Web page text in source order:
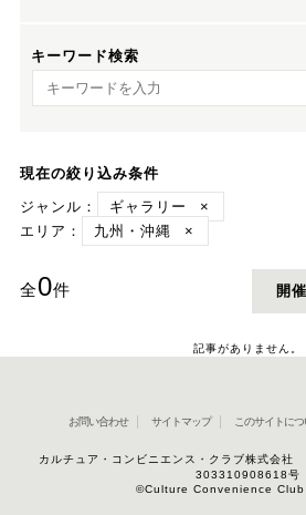
キーワード検索
キーワード検索
現在の絞り込み条件
ジャンル：
ギャラリー
×
エリア：
九州・沖縄 ×
全0件 開
記事がありません。
お問い合わせ サイトマップ このサイトに
カルチュア・コンビニエンス・クラブ株式会
303310908618号
©Culture Convenience Club